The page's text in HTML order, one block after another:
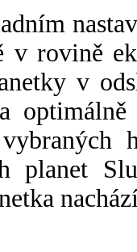
v rovině
v
planet